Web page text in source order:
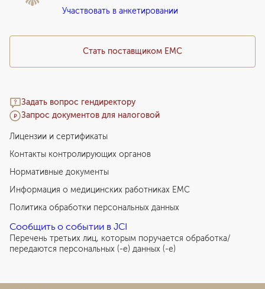
Медицинский туризм
Стать поставщиком ЕМС
Задать вопрос гендиректору
Запрос документов для налоговой
Участвовать в анкетировании
Лицензии и сертификаты
Контакты контролирующих органов
Нормативные документы
Информация о медицинских работниках EMC
Политика обработки персональных данных
Сообщить о событии в JCI
Перечень третьих лиц, которым поручается обработка/
передаются персональных (-е) данных (-е)